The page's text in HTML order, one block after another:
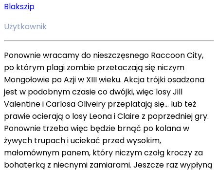
Blakszip
Użytkownik
Ponownie wracamy do nieszczęsnego Raccoon City,
po którym plagi zombie przetaczają się niczym
Mongołowie po Azji w XIII wieku. Akcja trójki osadzona
jest w podobnym czasie co dwójki, więc losy Jill
Valentine i Carlosa Oliveiry przeplatają się… lub też
prawie ocierają o losy Leona i Claire z poprzedniej gry.
Ponownie trzeba więc będzie brnąć po kolana w
żywych trupach i uciekać przed wysokim,
małomównym panem, który niczym czołg kroczy za
bohaterką z niecnymi zamiarami. Jeszcze raz wypłyną